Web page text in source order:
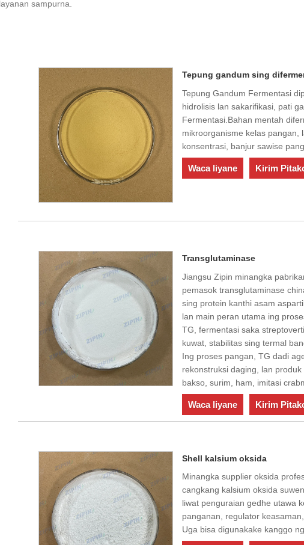
sampurna.
Tepung gandum sing
Tepung Gandum Fermentasi
hidrolisis lan sakarifikasi, pati
Fermentasi.Bahan mentah
mikroorganisme kelas pangan,
konsentrasi, banjur sawise
Waca liyane Kirim
Transglutaminase
Jiangsu Zipin minangka
pemasok transglutaminase
sing protein kanthi asam
lan main peran utama ing
TG, fermentasi saka
kuwat, stabilitas sing termal
Ing proses pangan, TG dadi
rekonstruksi daging, lan
bakso, surim, ham, imitasi
Waca liyane Kirim
Shell kalsium oksida
Minangka supplier oksida
cangkang kalsium oksida
liwat penguraian gedhe utawa
panganan, regulator
Uga bisa digunakake kanggo